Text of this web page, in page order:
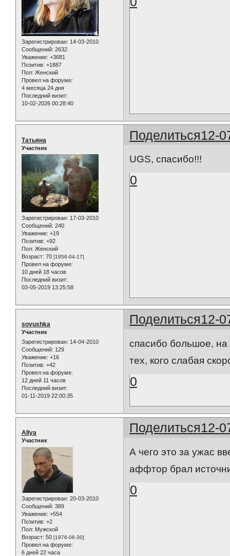
Зарегистрирован: 14-03-2010
Сообщений: 2632
Уважение: +3681
Позитив: +1887
Пол: Женский
Провел на форуме:
4 месяца 24 дня
Последний визит:
10-02-2026 00:28:40
Поделиться12-
Татьяна
Участник
Зарегистрирован: 17-03-2010
Сообщений: 240
Уважение: +19
Позитив: +92
Пол: Женский
Возраст: 70 [1956-04-17]
Провел на форуме:
10 дней 18 часов
Последний визит:
03-05-2019 13:25:58
UGS, спасибо!!!
0
Поделиться12-
sovushka
Участник
Зарегистрирован: 14-04-2010
Сообщений: 129
Уважение: +16
Позитив: +42
Провел на форуме:
12 дней 11 часов
Последний визит:
01-11-2019 22:00:35
спасибо большое, на
тех, кого слабая
0
Поделиться12-
AIlya
Участник
Зарегистрирован: 20-03-2010
Сообщений: 389
Уважение: +554
Позитив: +2
Пол: Мужской
Возраст: 50 [1976-06-30]
Провел на форуме:
6 дней 22 часа
А чего это за ужас
аффтор брал
0